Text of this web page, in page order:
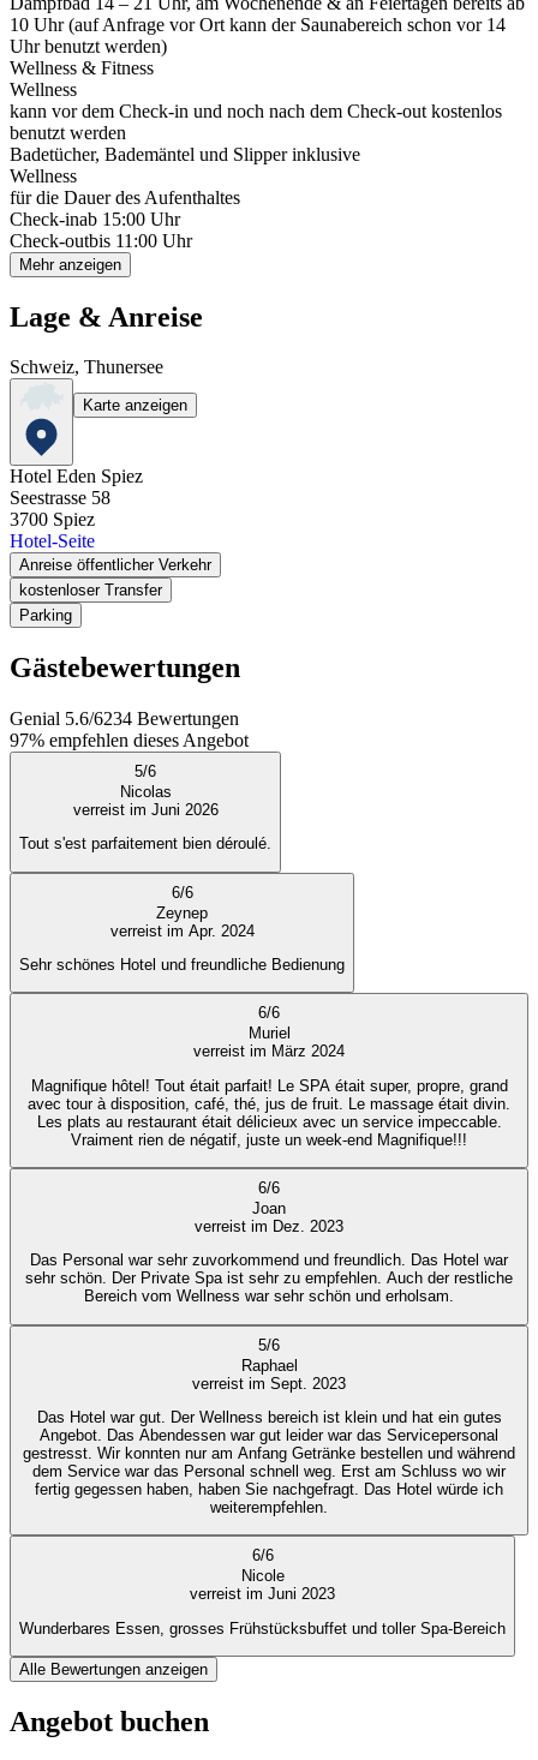
10 Uhr (auf Anfrage vor Ort kann der Saunabereich schon vor 14
Uhr benutzt werden)
Wellness & Fitness
Wellness
kann vor dem Check-in und noch nach dem Check-out kostenlos
benutzt werden
Badetücher, Bademäntel und Slipper inklusive
Wellness
für die Dauer des Aufenthaltes
Check-inab 15:00 Uhr
Check-outbis 11:00 Uhr
Mehr anzeigen
Lage & Anreise
Schweiz, Thunersee
Karte anzeigen
Hotel Eden Spiez
Seestrasse 58
3700 Spiez
Hotel-Seite
Anreise öffentlicher Verkehr
kostenloser Transfer
Parking
Gästebewertungen
Genial 5.6/6234 Bewertungen
97% empfehlen dieses Angebot
5/6
Nicolas
verreist im Juni 2026
Tout s'est parfaitement bien déroulé.
6/6
Zeynep
verreist im Apr. 2024
Sehr schönes Hotel und freundliche Bedienung
6/6
Muriel
verreist im März 2024
Magnifique hôtel! Tout était parfait! Le SPA était super, propre, grand
avec tour à disposition, café, thé, jus de fruit. Le massage était divin.
Les plats au restaurant était délicieux avec un service impeccable.
Vraiment rien de négatif, juste un week-end Magnifique!!!
6/6
Joan
verreist im Dez. 2023
Das Personal war sehr zuvorkommend und freundlich. Das Hotel war
sehr schön. Der Private Spa ist sehr zu empfehlen. Auch der restliche
Bereich vom Wellness war sehr schön und erholsam.
5/6
Raphael
verreist im Sept. 2023
Das Hotel war gut. Der Wellness bereich ist klein und hat ein gutes
Angebot. Das Abendessen war gut leider war das Servicepersonal
gestresst. Wir konnten nur am Anfang Getränke bestellen und während
dem Service war das Personal schnell weg. Erst am Schluss wo wir
fertig gegessen haben, haben Sie nachgefragt. Das Hotel würde ich
weiterempfehlen.
6/6
Nicole
verreist im Juni 2023
Wunderbares Essen, grosses Frühstücksbuffet und toller Spa-Bereich
Alle Bewertungen anzeigen
Angebot buchen